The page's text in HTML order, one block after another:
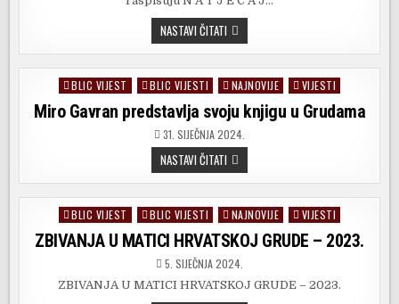
NASTAVI ČITATI ŠIMIĆEVI
SUSRETI
2024.
–
NATJEČAJ
MLADI
PJESNICI
Posted
BLIC VIJEST BLIC VIJESTI NAJNOVIJE VIJESTI
Miro Gavran predstavlja svoju knjigu u Grudama
31. SIJEČNJA 2024.
NASTAVI ČITATI MIRO
GAVRAN
PREDSTAVLJA
SVOJU
KNJIGU
U
GRUDAMA
Posted
in
BLIC VIJEST BLIC VIJESTI NAJNOVIJE VIJESTI
ZBIVANJA U MATICI HRVATSKOJ GRUDE – 2023.
5. SIJEČNJA 2024.
ZBIVANJA U MATICI HRVATSKOJ GRUDE – 2023.